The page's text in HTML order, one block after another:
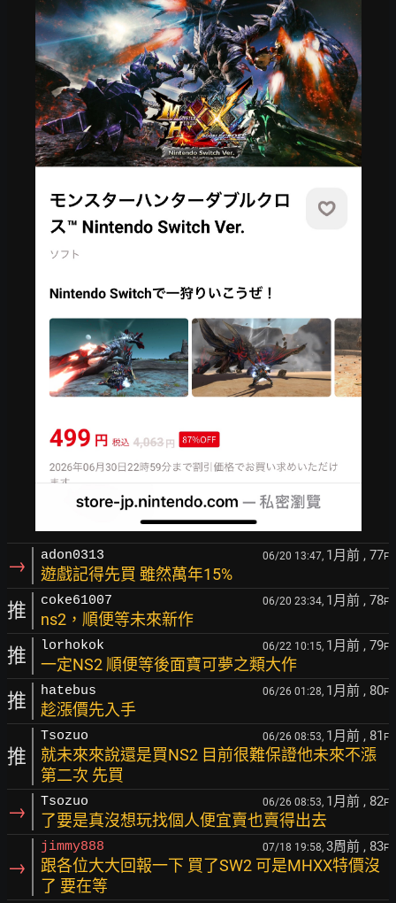
→ adon0313 06/20 13:47, 1月前 , 77F
遊戲記得先買 雖然萬年15%
推 coke61007 06/20 23:34, 1月前 , 78F
ns2，順便等未來新作
推 lorhokok 06/22 10:15, 1月前 , 79F
一定NS2 順便等後面寶可夢之類大作
推 hatebus 06/26 01:28, 1月前 , 80F
趁漲價先入手
推
Tsozuo 06/26 08:53, 1月前 , 81 F
就未來來說還是買NS2 目前很難保證他未來不漲
第二次 先買
→ Tsozuo 06/26 08:53, 1月前 , 82F
了要是真沒想玩找個人便宜賣也賣得出去
→
jimmy888 07/18 19:58, 3周前 , 83F
跟各位大大回報一下 買了SW2 可是MHXX特價沒
了 要在等